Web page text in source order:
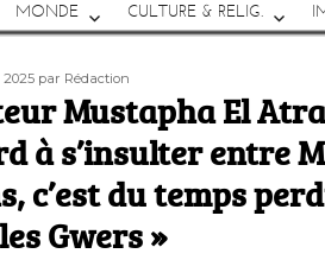
MONDE CULTURE & RELIG.
Auteur
par Rédaction
Mustapha El
à s’insulter entre
c’est du temps
Gwers »